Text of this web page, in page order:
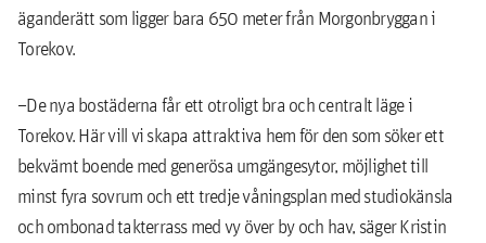
äganderätt som ligger bara 650 meter från Morgonbryggan i
Torekov.
–De nya bostäderna får ett otroligt bra och centralt läge i
Torekov. Här vill vi skapa attraktiva hem för den som söker ett
bekvämt boende med generösa umgängesytor, möjlighet till
minst fyra sovrum och ett tredje våningsplan med studiokänsla
och ombonad takterrass med vy över by och hav, säger Kristin